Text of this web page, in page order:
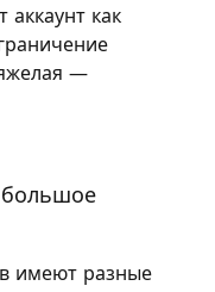
аккаунт как
—
большое
имеют разные